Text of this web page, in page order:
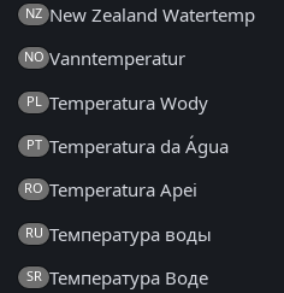
NZ New Zealand Watertemp
NO Vanntemperatur
PL Temperatura Wody
PT Temperatura da Água
RO Temperatura Apei
RU Температура воды
SR Температура Воде